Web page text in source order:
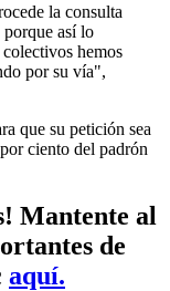
la consulta
porque así lo
hemos
por su vía",
que su petición sea
ciento del padrón
Mantente al
de
aquí.